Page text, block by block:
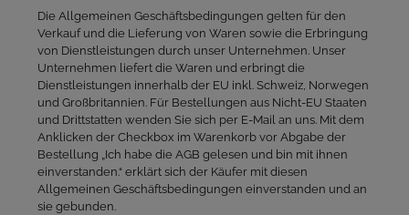
Die Allgemeinen Geschäftsbedingungen gelten für den
Verkauf und die Lieferung von Waren sowie die Erbringung
von Dienstleistungen durch unser Unternehmen. Unser
Unternehmen liefert die Waren und erbringt die
Dienstleistungen innerhalb der EU inkl. Schweiz, Norwegen
und Großbritannien. Für Bestellungen aus Nicht-EU Staaten
und Drittstatten wenden Sie sich per E-Mail an uns. Mit dem
Anklicken der Checkbox im Warenkorb vor Abgabe der
Bestellung „Ich habe die AGB gelesen und bin mit ihnen
einverstanden.“ erklärt sich der Käufer mit diesen
Allgemeinen Geschäftsbedingungen einverstanden und an
sie gebunden.